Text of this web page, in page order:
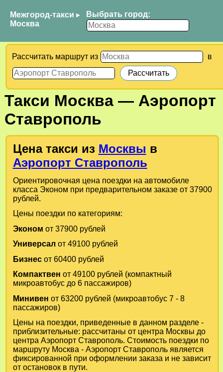
Межгород-такси ▸
Москва
Выбрать город:
Рассчитать маршрут из в
Такси Москва— Аэропорт
Ставрополь
Цена такси из Москвы в
Аэропорт Ставрополь
Ориентировочная цена поездки на автомобиле
класса Эконом при предварительном заказе от 37900
рублей.
Цены поездки по категориям:
Эконом от 37900 рублей
Универсал от 49100 рублей
Бизнесот 60400 рублей
Компактвен от 49100 рублей (компактный
микроавтобус до 6 пассажиров)
Минивен от 63200 рублей (микроавтобус 7 - 8
пассажиров)
Цены на поездки, приведенные в данном разделе -
приблизительные: рассчитаны от центра Москвы до
центра Аэропорт Ставрополь. Стоимость поездки по
маршруту Москва - Аэропорт Ставрополь является
фиксированной при оформлении заказа и не зависит
от остановок в пути.